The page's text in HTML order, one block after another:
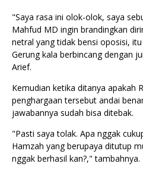
"Saya rasa ini olok-olok, saya
Mahfud MD ingin brandingkan
netral yang tidak bensi oposisi,
Gerung kala berbincang dengan
Arief.
Kemudian ketika ditanya apakah
penghargaan tersebut andai
jawabannya sudah bisa ditebak.
"Pasti saya tolak. Apa nggak
Hamzah yang berupaya ditutup
nggak berhasil kan?," tambahnya.